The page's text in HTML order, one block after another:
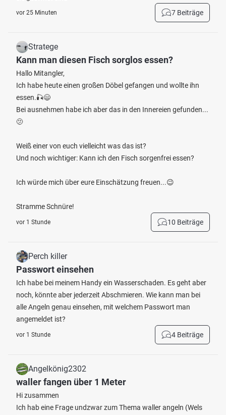
vor 25 Minuten 7 Beiträge
Stratege
Kann man diesen Fisch sorglos essen?
Hallo Mitangler,
Ich habe heute einen großen Döbel gefangen und wollte ihn
essen.🎣😄
Bei ausnehmen habe ich aber das in den Innereien gefunden...
🫤
Weiß einer von euch vielleicht was das ist?
Und noch wichtiger: Kann ich den Fisch sorgenfrei essen?
Ich würde mich über eure Einschätzung freuen...😉
Stramme Schnüre!
vor 1 Stunde 10 Beiträge
Perch killer
Passwort einsehen
Ich habe bei meinem Handy ein Wasserschaden. Es geht aber
noch, könnte aber jederzeit Abschmieren. Wie kann man bei
alle Angeln genau einsehen, mit welchem Passwort man
angemeldet ist?
vor 1 Stunde 4 Beiträge
Angelkönig2302
waller fangen über 1 Meter
Hi zusammen
Ich hab eine Frage undzwar zum Thema waller angeln (Wels